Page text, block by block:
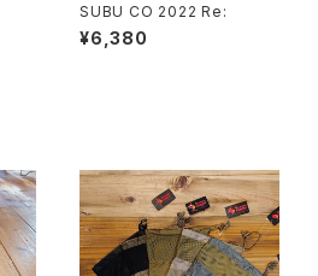
SUBU CO 2022 Re:
¥6,380